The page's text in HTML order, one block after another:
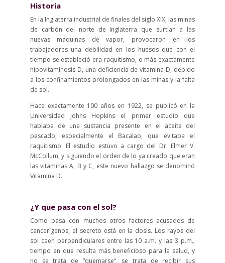
Historia
En la Inglaterra industrial de finales del siglo XIX, las minas
de carbón del norte de Inglaterra que surtían a las
nuevas máquinas de vapor, provocaron en los
trabajadores una debilidad en los huesos que con el
tiempo se estableció era raquitismo, o más exactamente
hipovitaminosis D, una deficiencia de vitamina D, debido
a los confinamientos prolongados en las minas y la falta
de sol.
Hace exactamente 100 años en 1922, se publicó en la
Universidad Johns Hopkins el primer estudio que
hablaba de una sustancia presente en el aceite del
pescado, especialmente el Bacalao, que evitaba el
raquitismo. El estudio estuvo a cargo del Dr. Elmer V.
McCollum, y siguiendo el orden de lo ya creado que eran
las vitaminas A, B y C, este nuevo hallazgo se denominó
Vitamina D.
¿Y que pasa con el sol?
Como pasa con muchos otros factores acusados de
cancerígenos, el secreto está en la dosis. Los rayos del
sol caen perpendiculares entre las 10 a.m. y las 3 p.m.,
tiempo en que resulta más beneficioso para la salud, y
no se trata de “quemarse”, se trata de recibir sus